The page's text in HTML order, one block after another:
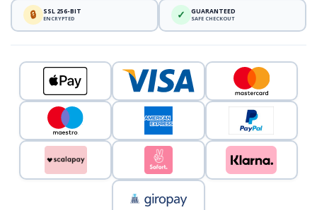
🔒 SSL 256-BIT
ENCRYPTED ✓ GUARANTEED
SAFE CHECKOUT